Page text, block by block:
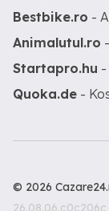
Bestbike.ro -
Animalutul.ro
Startapro.hu -
Quoka.de -
© 2026
26.08.06.c0c206c